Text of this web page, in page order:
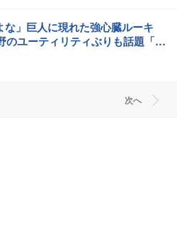
な」巨人に現れた強心臓ルーキ
ユーティリティぶりも話題「積
」
次へ